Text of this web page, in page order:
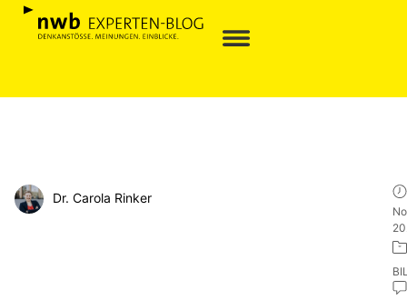
Dr. Carola Rinker